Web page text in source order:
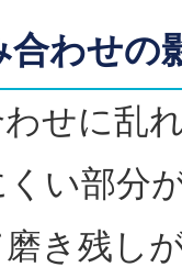
わせの
せに乱
い部分
き残し